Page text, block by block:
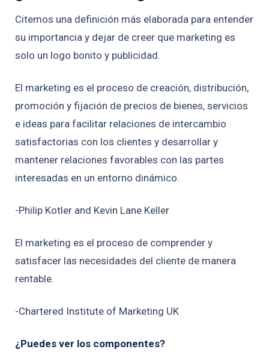
Citemos una definición más elaborada para entender
su importancia y dejar de creer que marketing es
solo un logo bonito y publicidad.
El marketing es el proceso de creación, distribución,
promoción y fijación de precios de bienes, servicios
e ideas para facilitar relaciones de intercambio
satisfactorias con los clientes y desarrollar y
mantener relaciones favorables con las partes
interesadas en un entorno dinámico.
-Philip Kotler and Kevin Lane Keller
El marketing es el proceso de comprender y
satisfacer las necesidades del cliente de manera
rentable.
-Chartered Institute of Marketing UK
¿Puedes ver los componentes?